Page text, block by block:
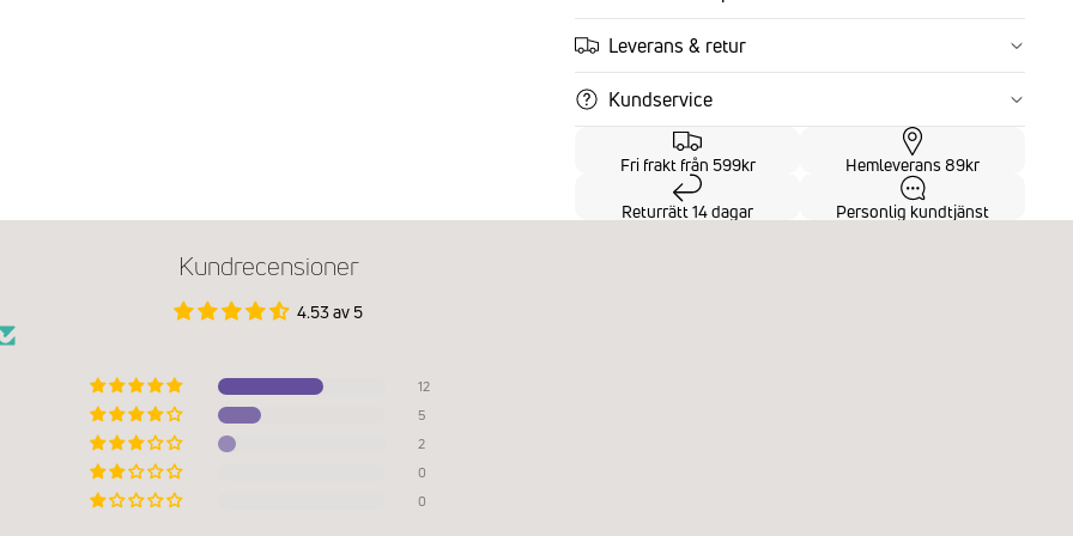
Leverans & retur
Kundservice
Fri frakt från 599kr Hemleverans 89kr
Returrätt 14 dagar Personlig kundtjänst
Kundrecensioner
4.53 av 5
12
5
2
0
0